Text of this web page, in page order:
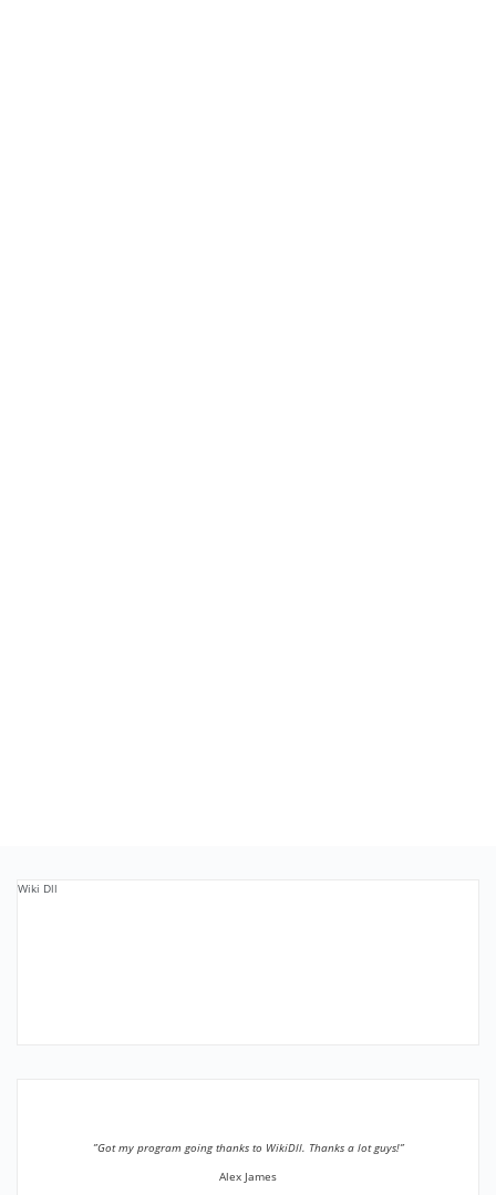
Wiki Dll
”Got my program going thanks to WikiDll. Thanks a lot guys!”
Alex James